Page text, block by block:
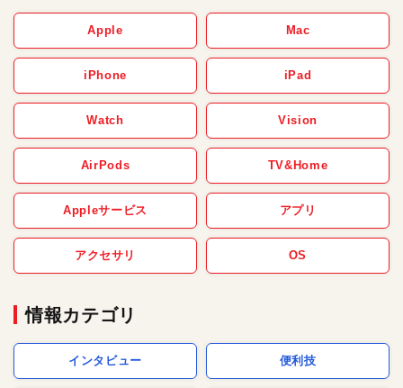
Apple Mac
iPhone iPad
Watch Vision
AirPods TV&Home
Appleサービス アプリ
アクセサリ OS
情報カテゴリ
インタビュー 便利技